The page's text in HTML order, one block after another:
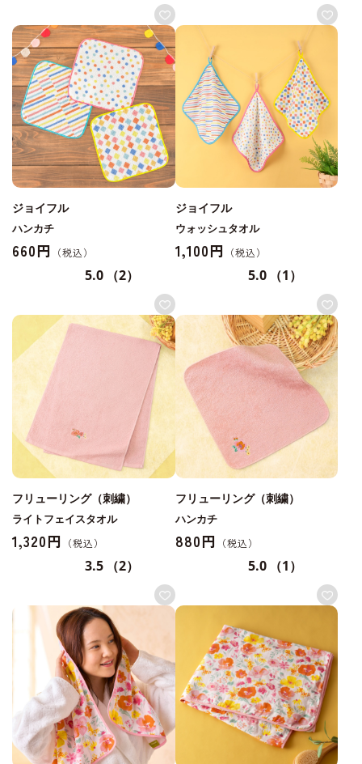
ジョイフル
ハンカチ
660円
5.0 （2）
ジョイフル
ウォッシュタオル
1,100円
5.0 （1）
フリューリング（刺繍）
ライトフェイスタオル
1,320円
3.5 （2）
フリューリング（刺繍）
ハンカチ
880円
5.0 （1）